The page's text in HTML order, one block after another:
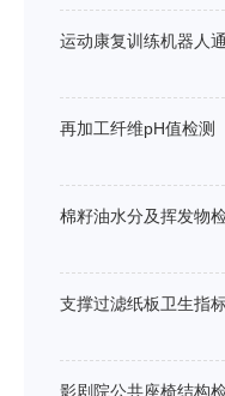
运动康复训练机器人
再加工纤维pH值检测
棉籽油水分及挥发物
支撑过滤纸板卫生指
影剧院公共座椅结构